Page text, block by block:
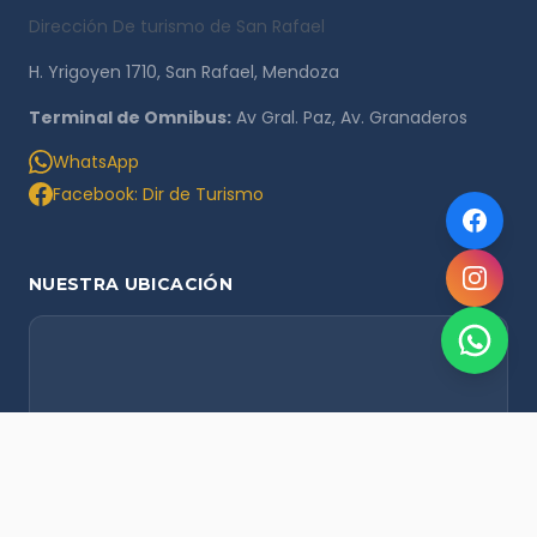
Dirección De turismo de San Rafael
H. Yrigoyen 1710, San Rafael, Mendoza
Terminal de Omnibus: Av Gral. Paz, Av. Granaderos
WhatsApp
Facebook: Dir de Turismo
NUESTRA UBICACIÓN